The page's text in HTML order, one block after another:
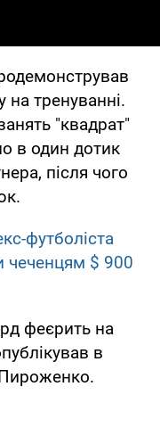
на тренуванні.
"квадрат"
в один дотик
після чого
футболіста
чеченцям $ 900
феєрить на
в
Пироженко.